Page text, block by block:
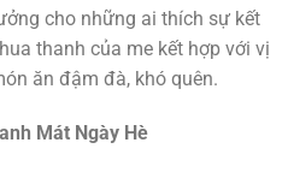
cho những ai thích sự kết
thanh của me kết hợp với vị
ăn đậm đà, khó quên.
Mát Ngày Hè